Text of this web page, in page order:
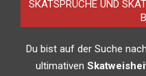
SKATSPRÜCHE UND
Du bist auf der Suche nach
ultimativen